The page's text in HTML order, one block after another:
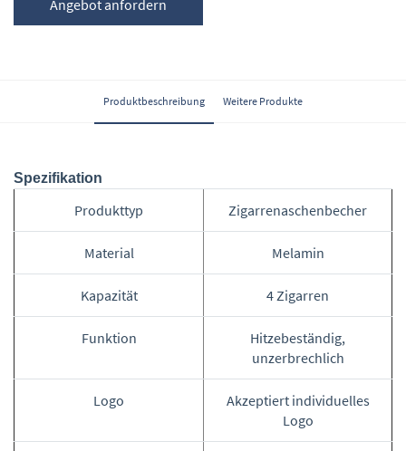
Angebot anfordern
Produktbeschreibung Weitere Produkte
Spezifikation
Produkttyp Zigarrenaschenbecher
Material Melamin
Kapazität 4 Zigarren
Funktion
Hitzebeständig,
unzerbrechlich
Logo
Akzeptiert individuelles
Logo